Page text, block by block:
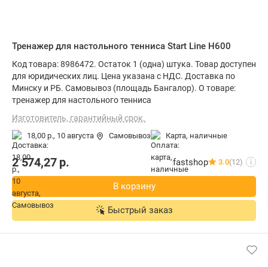
Тренажер для настольного тенниса Start Line H600
Код товара: 8986472. Остаток 1 (одна) штука. Товар доступен
для юридических лиц. Цена указана с НДС. Доставка по
Минску и РБ. Самовывоз (площадь Бангалор). О товаре:
тренажер для настольного тенниса
Изготовитель, гарантийный срок.
18,00 р., 10 августа Самовывоз карта, наличные
2 574,27р. fastshop 3.0(12) i
В корзину
Быстрый заказ